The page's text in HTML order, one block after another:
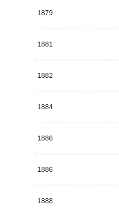
1879
1881
1882
1884
1886
1886
1888